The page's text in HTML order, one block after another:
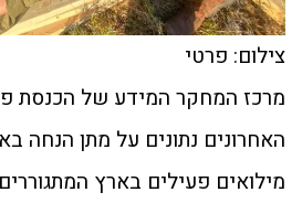
צילום: פרטי
מרכז המחקר המידע של הכנסת
האחרונים נתונים על מתן הנחה
מילואים פעילים בארץ